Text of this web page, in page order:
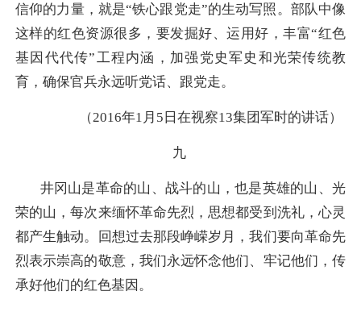
信仰的力量，就是“铁心跟党走”的生动写照。部队中像
这样的红色资源很多，要发掘好、运用好，丰富“红色
基因代代传”工程内涵，加强党史军史和光荣传统教
育，确保官兵永远听党话、跟党走。
（2016年1月5日在视察13集团军时的讲话）
九
井冈山是革命的山、战斗的山，也是英雄的山、光
荣的山，每次来缅怀革命先烈，思想都受到洗礼，心灵
都产生触动。回想过去那段峥嵘岁月，我们要向革命先
烈表示崇高的敬意，我们永远怀念他们、牢记他们，传
承好他们的红色基因。